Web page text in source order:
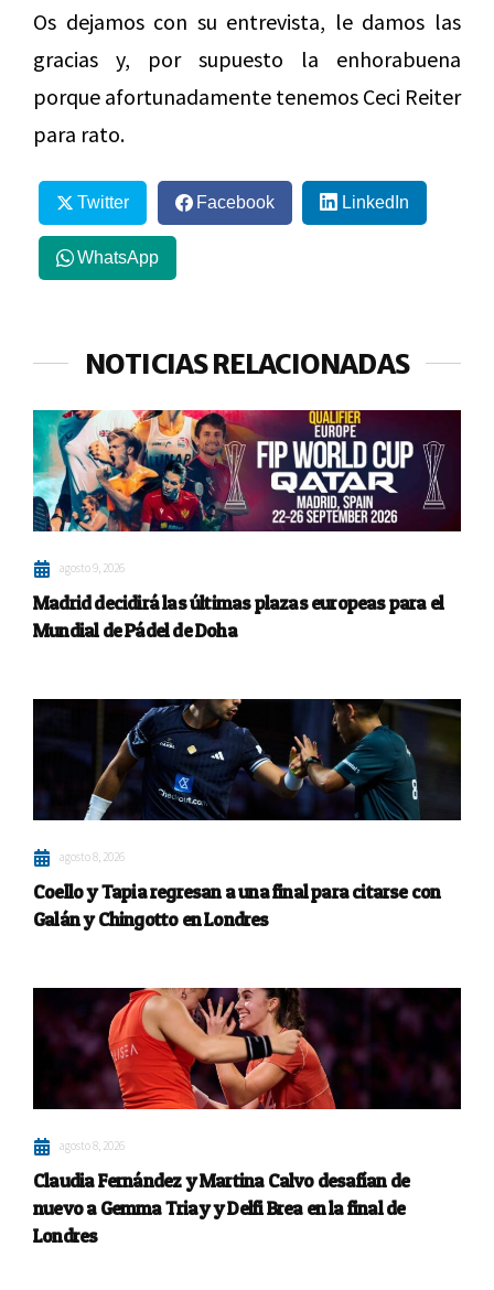
Os dejamos con su entrevista, le damos las
gracias y, por supuesto la enhorabuena
porque afortunadamente tenemos Ceci Reiter
para rato.
Twitter Facebook LinkedIn
WhatsApp
NOTICIAS RELACIONADAS
agosto 9, 2026
Madrid decidirá las últimas plazas europeas para el
Mundial de Pádel de Doha
agosto 8, 2026
Coello y Tapia regresan a una final para citarse con
Galán y Chingotto en Londres
agosto 8, 2026
Claudia Fernández y Martina Calvo desafían de
nuevo a Gemma Triay y Delfi Brea en la final de
Londres